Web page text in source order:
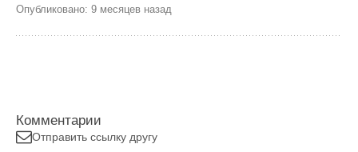
Опубликовано: 9 месяцев назад
Комментарии
Отправить ссылку другу